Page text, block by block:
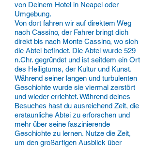
von Deinem Hotel in Neapel oder
Umgebung.
Von dort fahren wir auf direktem Weg
nach Cassino, der Fahrer bringt dich
direkt bis nach Monte Cassino, wo sich
die Abtei befindet. Die Abtei wurde 529
n.Chr. gegründet und ist seitdem ein Ort
des Heiligtums, der Kultur und Kunst.
Während seiner langen und turbulenten
Geschichte wurde sie viermal zerstört
und wieder errichtet. Während deines
Besuches hast du ausreichend Zeit, die
erstaunliche Abtei zu erforschen und
mehr über seine faszinierende
Geschichte zu lernen. Nutze die Zeit,
um den großartigen Ausblick über